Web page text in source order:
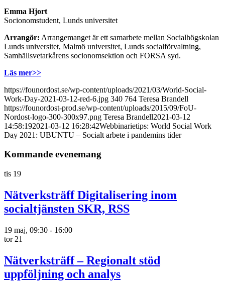
Emma Hjort
Socionomstudent, Lunds universitet
Arrangör: Arrangemanget är ett samarbete mellan Socialhögskolan
Lunds universitet, Malmö universitet, Lunds socialförvaltning,
Samhällsvetarkårens socionomsektion och FORSA syd.
Läs mer>>
https://founordost.se/wp-content/uploads/2021/03/World-Social-
Work-Day-2021-03-12-red-6.jpg 340 764 Teresa Brandell
https://founordost-prod.se/wp-content/uploads/2015/09/FoU-
Nordost-logo-300-300x97.png Teresa Brandell2021-03-12
14:58:192021-03-12 16:28:42Webbinarietips: World Social Work
Day 2021: UBUNTU – Socialt arbete i pandemins tider
Kommande evenemang
tis 19
Nätverksträff Digitalisering inom
socialtjänsten SKR, RSS
19 maj, 09:30 - 16:00
tor 21
Nätverksträff – Regionalt stöd
uppföljning och analys